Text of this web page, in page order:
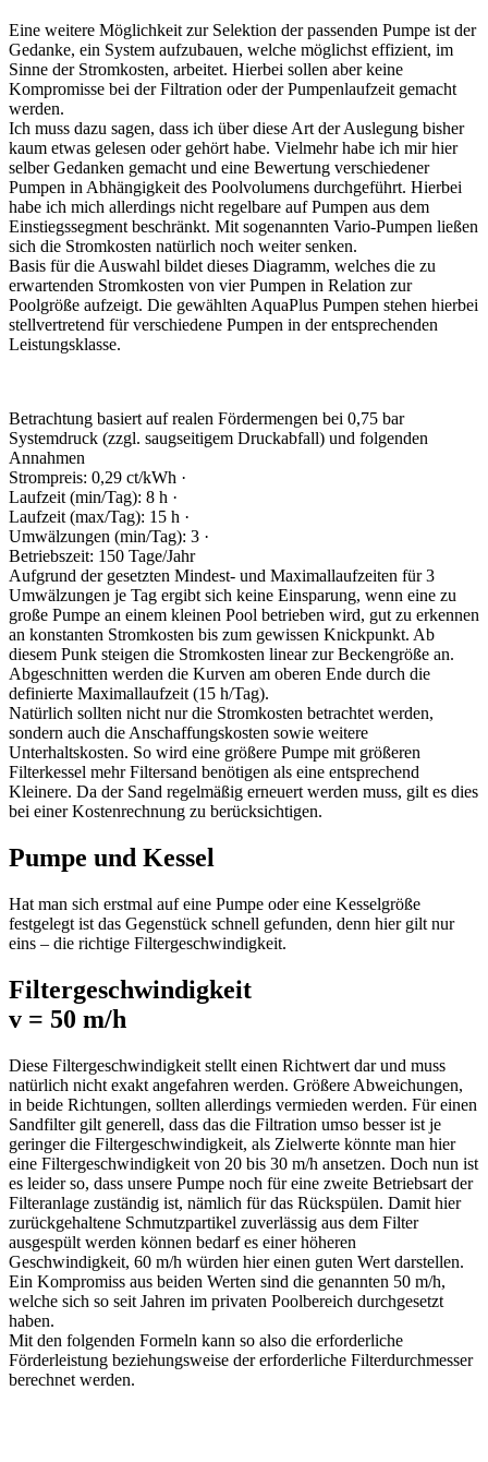
Eine weitere Möglichkeit zur Selektion der passenden Pumpe ist der
Gedanke, ein System aufzubauen, welche möglichst effizient, im
Sinne der Stromkosten, arbeitet. Hierbei sollen aber keine
Kompromisse bei der Filtration oder der Pumpenlaufzeit gemacht
werden.
Ich muss dazu sagen, dass ich über diese Art der Auslegung bisher
kaum etwas gelesen oder gehört habe. Vielmehr habe ich mir hier
selber Gedanken gemacht und eine Bewertung verschiedener
Pumpen in Abhängigkeit des Poolvolumens durchgeführt. Hierbei
habe ich mich allerdings nicht regelbare auf Pumpen aus dem
Einstiegssegment beschränkt. Mit sogenannten Vario-Pumpen ließen
sich die Stromkosten natürlich noch weiter senken.
Basis für die Auswahl bildet dieses Diagramm, welches die zu
erwartenden Stromkosten von vier Pumpen in Relation zur
Poolgröße aufzeigt. Die gewählten AquaPlus Pumpen stehen hierbei
stellvertretend für verschiedene Pumpen in der entsprechenden
Leistungsklasse.
Betrachtung basiert auf realen Fördermengen bei 0,75 bar
Systemdruck (zzgl. saugseitigem Druckabfall) und folgenden
Annahmen
Strompreis: 0,29 ct/kWh ·
Laufzeit (min/Tag): 8 h ·
Laufzeit (max/Tag): 15 h ·
Umwälzungen (min/Tag): 3 ·
Betriebszeit: 150 Tage/Jahr
Aufgrund der gesetzten Mindest- und Maximallaufzeiten für 3
Umwälzungen je Tag ergibt sich keine Einsparung, wenn eine zu
große Pumpe an einem kleinen Pool betrieben wird, gut zu erkennen
an konstanten Stromkosten bis zum gewissen Knickpunkt. Ab
diesem Punk steigen die Stromkosten linear zur Beckengröße an.
Abgeschnitten werden die Kurven am oberen Ende durch die
definierte Maximallaufzeit (15 h/Tag).
Natürlich sollten nicht nur die Stromkosten betrachtet werden,
sondern auch die Anschaffungskosten sowie weitere
Unterhaltskosten. So wird eine größere Pumpe mit größeren
Filterkessel mehr Filtersand benötigen als eine entsprechend
Kleinere. Da der Sand regelmäßig erneuert werden muss, gilt es dies
bei einer Kostenrechnung zu berücksichtigen.
Pumpe und Kessel
Hat man sich erstmal auf eine Pumpe oder eine Kesselgröße
festgelegt ist das Gegenstück schnell gefunden, denn hier gilt nur
eins – die richtige Filtergeschwindigkeit.
Filtergeschwindigkeit
v = 50 m/h
Diese Filtergeschwindigkeit stellt einen Richtwert dar und muss
natürlich nicht exakt angefahren werden. Größere Abweichungen,
in beide Richtungen, sollten allerdings vermieden werden. Für einen
Sandfilter gilt generell, dass das die Filtration umso besser ist je
geringer die Filtergeschwindigkeit, als Zielwerte könnte man hier
eine Filtergeschwindigkeit von 20 bis 30 m/h ansetzen. Doch nun ist
es leider so, dass unsere Pumpe noch für eine zweite Betriebsart der
Filteranlage zuständig ist, nämlich für das Rückspülen. Damit hier
zurückgehaltene Schmutzpartikel zuverlässig aus dem Filter
ausgespült werden können bedarf es einer höheren
Geschwindigkeit, 60 m/h würden hier einen guten Wert darstellen.
Ein Kompromiss aus beiden Werten sind die genannten 50 m/h,
welche sich so seit Jahren im privaten Poolbereich durchgesetzt
haben.
Mit den folgenden Formeln kann so also die erforderliche
Förderleistung beziehungsweise der erforderliche Filterdurchmesser
berechnet werden.